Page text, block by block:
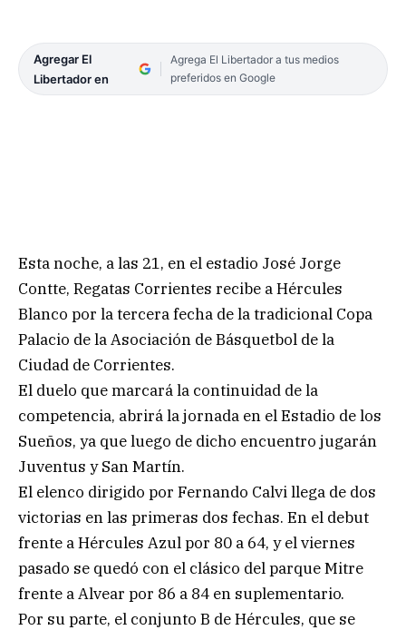
Agregar El
Libertador en
Agrega El Libertador a tus medios
preferidos en Google
Esta noche, a las 21, en el estadio José Jorge
Contte, Regatas Corrientes recibe a Hércules
Blanco por la tercera fecha de la tradicional Copa
Palacio de la Asociación de Básquetbol de la
Ciudad de Corrientes.
El duelo que marcará la continuidad de la
competencia, abrirá la jornada en el Estadio de los
Sueños, ya que luego de dicho encuentro jugarán
Juventus y San Martín.
El elenco dirigido por Fernando Calvi llega de dos
victorias en las primeras dos fechas. En el debut
frente a Hércules Azul por 80 a 64, y el viernes
pasado se quedó con el clásico del parque Mitre
frente a Alvear por 86 a 84 en suplementario.
Por su parte, el conjunto B de Hércules, que se